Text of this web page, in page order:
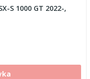
S 1000 GT 2022-,